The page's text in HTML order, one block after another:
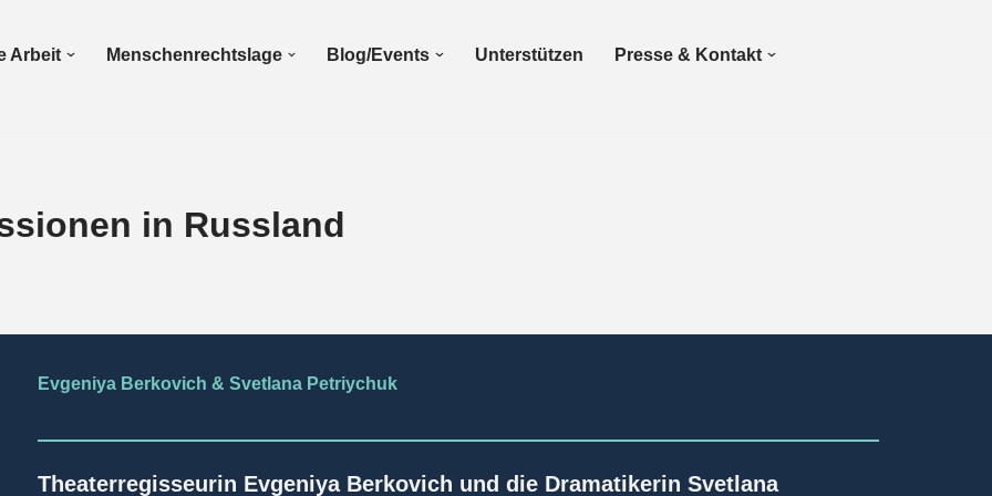
Arbeit Menschenrechtslage Blog/Events Unterstützen Presse & Kontakt
in Russland
Evgeniya Berkovich & Svetlana Petriychuk
Theaterregisseurin Evgeniya Berkovich und die Dramatikerin Svetlana